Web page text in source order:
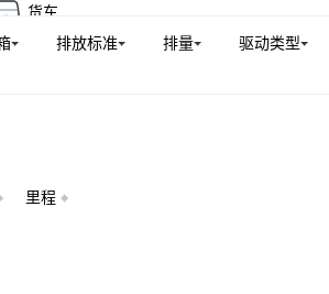
奥迪RS 3
源 奥迪A8新能源 奥迪SQ5
货车
排放标准 排量 驱动类型
里程